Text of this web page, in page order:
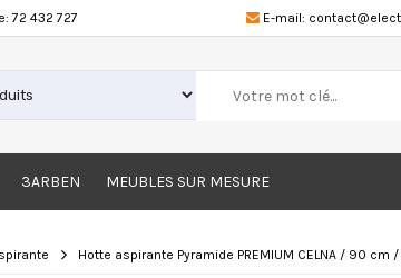
72 432 727 E-mail:
3ARBEN MEUBLES SUR MESURE
Hotte aspirante Pyramide PREMIUM CELNA / 90 cm